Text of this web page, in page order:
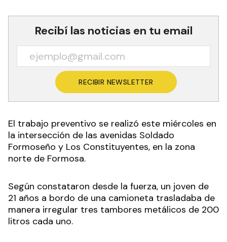
Recibí las noticias en tu email
RECIBIR NEWSLETTER
El trabajo preventivo se realizó este miércoles en
la intersección de las avenidas Soldado
Formoseño y Los Constituyentes, en la zona
norte de Formosa.
Según constataron desde la fuerza, un joven de
21 años a bordo de una camioneta trasladaba de
manera irregular tres tambores metálicos de 200
litros cada uno.